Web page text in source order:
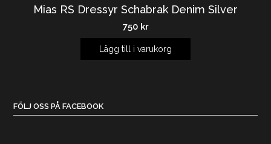
Mias RS Dressyr Schabrak Denim Silver
750 kr
Lägg till i varukorg
FÖLJ OSS PÅ FACEBOOK